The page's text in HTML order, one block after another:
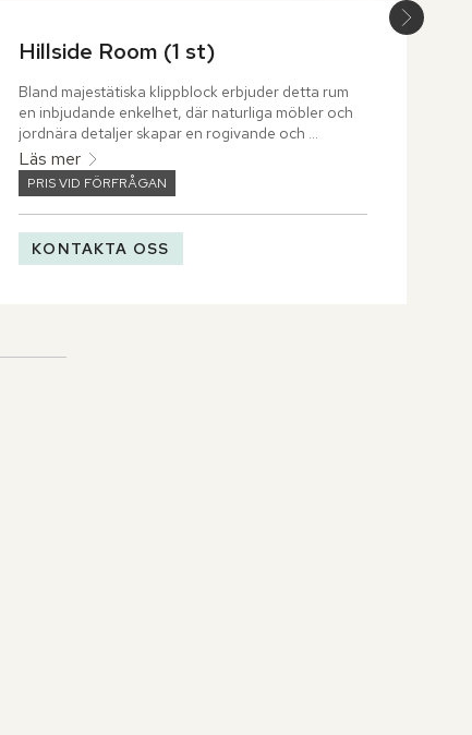
Hillside Room (1 st)
Bland majestätiska klippblock erbjuder detta rum
en inbjudande enkelhet, där naturliga möbler och
jordnära detaljer skapar en rogivande och
harmonisk atmosfär.
Läs mer
PRIS VID FÖRFRÅGAN
KONTAKTA OSS